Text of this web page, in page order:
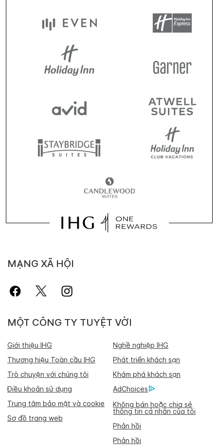
MẠNG XÃ HỘI
MỘT CÔNG TY TUYỆT VỜI
Giới thiệu IHG
Nghề nghiệp IHG
Thương hiệu Toàn cầu IHG
Phát triển khách sạn
Trò chuyện với chúng tôi
Khám phá khách sạn
Điều khoản sử dụng
AdChoices
Trung tâm bảo mật và cookie
Không bán hoặc chia sẻ
thông tin cá nhân của tôi
Sơ đồ trang web
Phản hồi
Phản hồi